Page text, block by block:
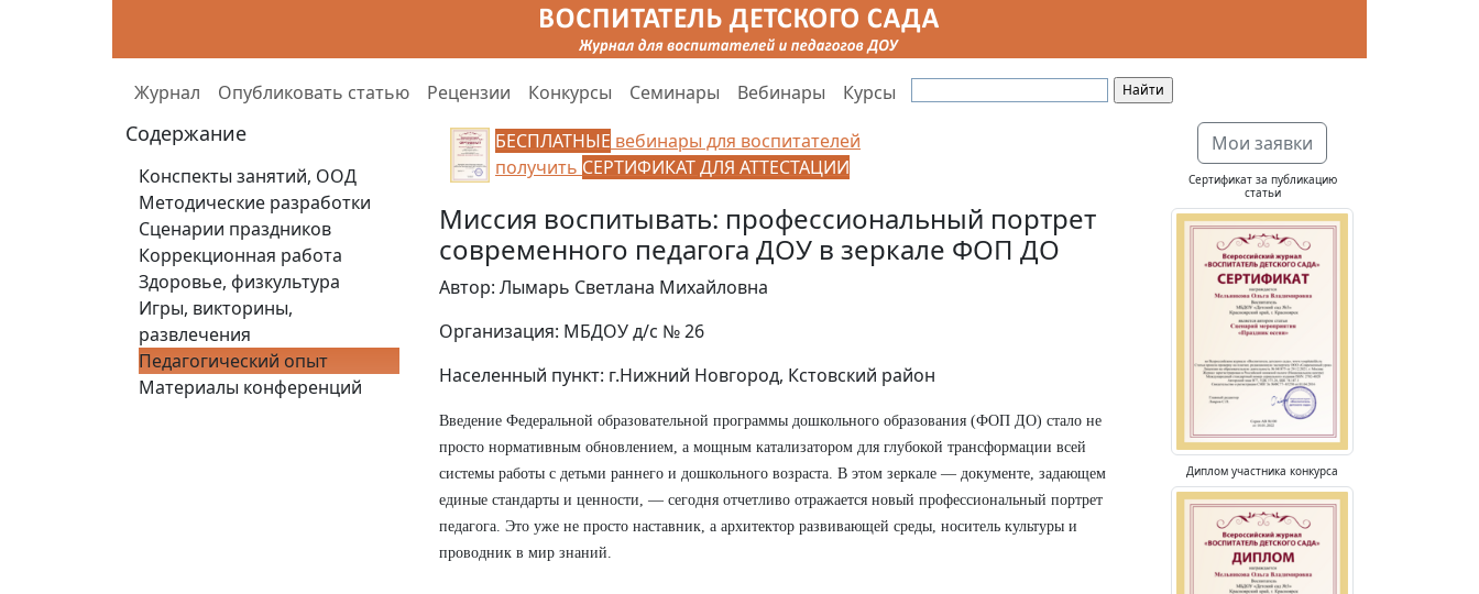
Журнал Опубликовать статью Рецензии Конкурсы Семинары Вебинары Курсы
Содержание
Конспекты занятий, ООД
Методические разработки
Сценарии праздников
Коррекционная работа
Здоровье, физкультура
Игры, викторины,
развлечения
Педагогический опыт
Материалы конференций
БЕСПЛАТНЫЕ вебинары для воспитателей
получить СЕРТИФИКАТ ДЛЯ АТТЕСТАЦИИ
Миссия воспитывать: профессиональный портрет
современного педагога ДОУ в зеркале ФОП ДО
Автор: Лымарь Светлана Михайловна
Организация: МБДОУ д/с № 26
Населенный пункт: г.Нижний Новгород, Кстовский район
Введение Федеральной образовательной программы дошкольного образования (ФОП ДО) стало не
просто нормативным обновлением, а мощным катализатором для глубокой трансформации всей
системы работы с детьми раннего и дошкольного возраста. В этом зеркале — документе, задающем
единые стандарты и ценности, — сегодня отчетливо отражается новый профессиональный портрет
педагога. Это уже не просто наставник, а архитектор развивающей среды, носитель культуры и
проводник в мир знаний.
Мои заявки
Сертификат за публикацию
статьи
Диплом участника конкурса